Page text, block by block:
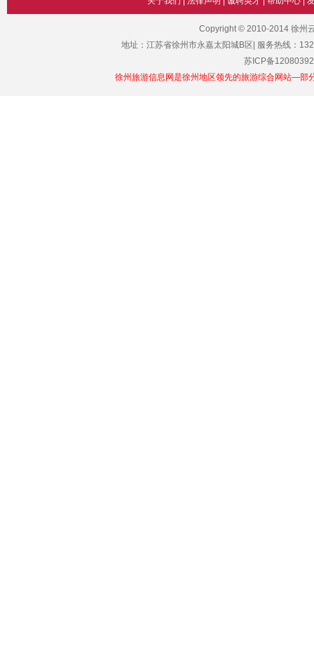
Copyright © 2010-2014 徐州
地址：江苏省徐州市永嘉太阳城B区| 服务热线：
苏ICP备
徐州旅游信息网是徐州地区领先的旅游综合网站—部